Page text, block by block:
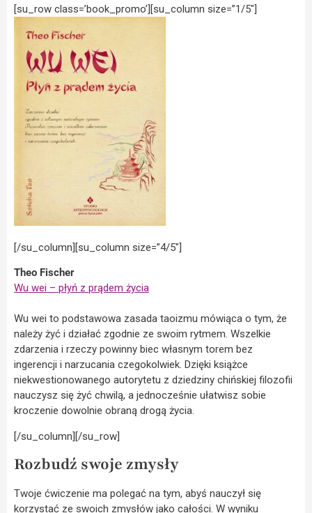
[su_row class=’book_promo’][su_column size=”1/5″]
[/su_column][su_column size=”4/5″]
Theo Fischer
Wu wei – płyń z prądem życia
Wu wei to podstawowa zasada taoizmu mówiąca o tym, że
należy żyć i działać zgodnie ze swoim rytmem. Wszelkie
zdarzenia i rzeczy powinny biec własnym torem bez
ingerencji i narzucania czegokolwiek. Dzięki książce
niekwestionowanego autorytetu z dziedziny chińskiej filozofii
nauczysz się żyć chwilą, a jednocześnie ułatwisz sobie
kroczenie dowolnie obraną drogą życia.
[/su_column][/su_row]
Rozbudź swoje zmysły
Twoje ćwiczenie ma polegać na tym, abyś nauczył się
korzystać ze swoich zmysłów jako całości. W wyniku